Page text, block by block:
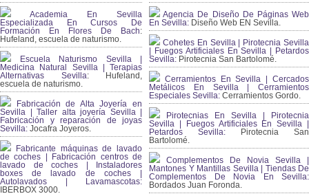
Academia En Sevilla
Especializada En Cursos De
Formación En Flores De Bach:
Hufeland, escuela de naturismo.
Escuela Naturismo Sevilla |
Medicina Natural Sevilla | Terapias
Alternativas Sevilla: Hufeland,
escuela de naturismo.
Fabricación de Alta Joyería en
Sevilla | Taller alta joyería Sevilla |
Fabricación y reparación de joyas
Sevilla: Jocafra Joyeros.
Fabricante máquinas de lavado
de coches | Fabricación centros de
lavado de coches | Instaladores
boxes de lavado de coches |
Autolavados | Lavamascotas:
IBERBOX 3000.
Agencia De Diseño De Páginas Web
En Sevilla: Diseño Web EN Sevilla.
Cohetes En Sevilla | Pirotecnia Sevilla
| Fuegos Artificiales En Sevilla | Petardos
Sevilla: Pirotecnia San Bartolomé.
Cerramientos En Sevilla | Cercados
Metálicos En Sevilla | Cerramientos
Especiales Sevilla: Cerramientos Gordo.
Pirotecnias En Sevilla | Pirotecnia
Sevilla | Fuegos Artificiales En Sevilla |
Petardos Sevilla: Pirotecnia San
Bartolomé.
Complementos De Novia Sevilla |
Mantones Y Mantillas Sevilla | Tiendas De
Complementos De Novia En Sevilla:
Bordados Juan Foronda.